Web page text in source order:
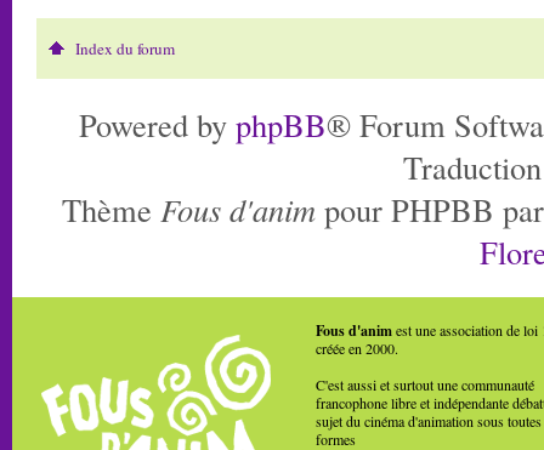
Index du forum
Powered by phpBB® Forum
Thème Fous d'anim pour PHPBB
Fous d'animest une association de loi
créée en 2000.
C'est aussi et surtout une communauté
francophone libre et indépendante
sujet du cinéma d'animation sous toutes
formes